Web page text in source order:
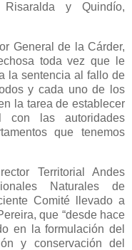
Risaralda y Quindío,
General de la Cárder,
toda vez que le
la sentencia al fallo de
y cada uno de los
la tarea de establecer
con las autoridades
que tenemos
Territorial Andes
Naturales de
Comité llevado a
que “desde hace
en la formulación del
y conservación del